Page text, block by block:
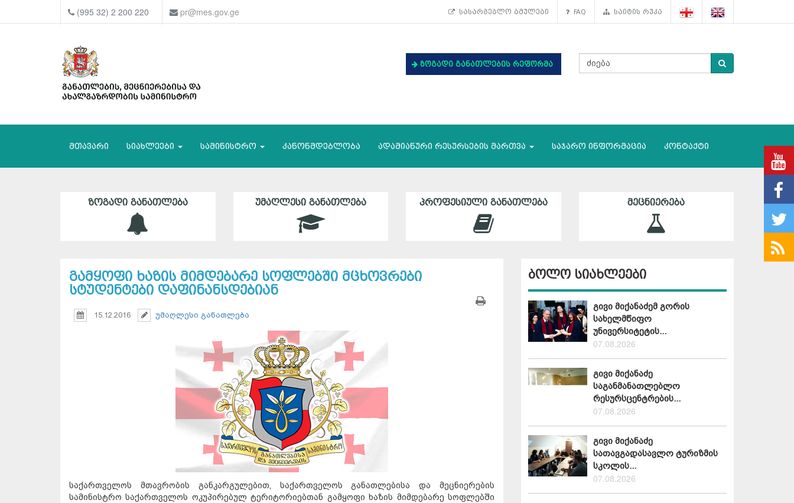
(995 32) 2 200 220 pr@mes.gov.ge სასარგებლო ბმულები FAQ საიტის რუკა
ზოგადი განათლების რეფორმა
მთავარი სიახლეები სამინისტრო კანონმდებლობა ადამიანური რესურსების მართვა საჯარო ინფორმაცია კონტაქტი
ᲖᲝᲒᲐᲓᲘ ᲒᲐᲜᲐᲗᲚᲔᲑᲐ ᲣᲛᲐᲦᲚᲔᲡᲘ ᲒᲐᲜᲐᲗᲚᲔᲑᲐ ᲞᲠᲝᲤᲔᲡᲘᲣᲚᲘ ᲒᲐᲜᲐᲗᲚᲔᲑᲐ ᲛᲔᲪᲜᲘᲔᲠᲔᲑᲐ
გამყოფი ხაზის მიმდებარე სოფლებში მცხოვრები
სტუდენტები დაფინანსდებიან
15.12.2016 უმაღლესი განათლება
საქართველოს მთავრობის განკარგულებით, საქართველოს განათლებისა და მეცნიერების
სამინისტრო საქართველოს ოკუპირებულ ტერიტორიებთან გამყოფი ხაზის მიმდებარე სოფლებში
ბოლო სიახლეები
გივი მიქანაძემ გორის
სახელმწიფო
უნივერსიტეტის...
07.08.2026
გივი მიქანაძე
საგანმანათლებლო
რესურსცენტრების...
07.08.2026
გივი მიქანაძე
სათავგადასავლო ტურიზმის
სკოლის...
07.08.2026